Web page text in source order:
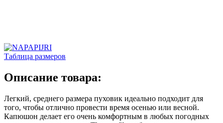
Таблица размеров
Описание товара:
Легкий, среднего размера пуховик идеально подходит для
того, чтобы отлично провести время осенью или весной.
Капюшон делает его очень комфортным в любых погодных